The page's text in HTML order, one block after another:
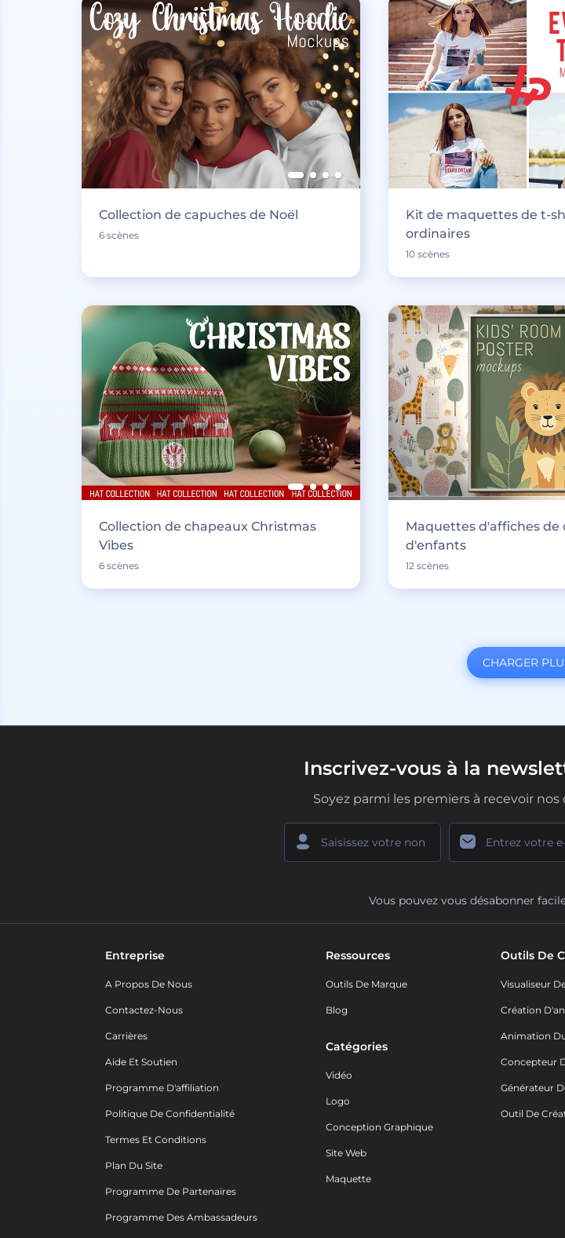
Collection de capuches de Noël
6 scènes
Kit de maquettes de t-
ordinaires
10 scènes
Collection de chapeaux Christmas
Vibes
6 scènes
Maquettes d'affiches de
d'enfants
12 scènes
CHARGER
Inscrivez-vous à la
Soyez parmi les premiers à recevoir
Vous pouvez vous désabonner
Entreprise
A Propos De Nous
Contactez-Nous
Carrières
Aide Et Soutien
Programme D'affiliation
Politique De Confidentialité
Termes Et Conditions
Plan Du Site
Programme De Partenaires
Programme Des Ambassadeurs
Ressources
Outils De Marque
Blog
Catégories
Vidéo
Logo
Conception Graphique
Site Web
Maquette
Outils De
Visualiseur
Création
Animation
Concepteur
Générateur
Outil De